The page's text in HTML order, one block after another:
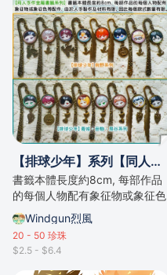
【排球少年】系列【同人手作金屬書籤系列】
書籤本體長度約8cm, 每部作品
的每個人物配有象征物或象征色
等配件。
Windgun烈風
20 - 50 珍珠
$2.5 - $6.4